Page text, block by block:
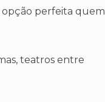
opção perfeita quem
teatros entre